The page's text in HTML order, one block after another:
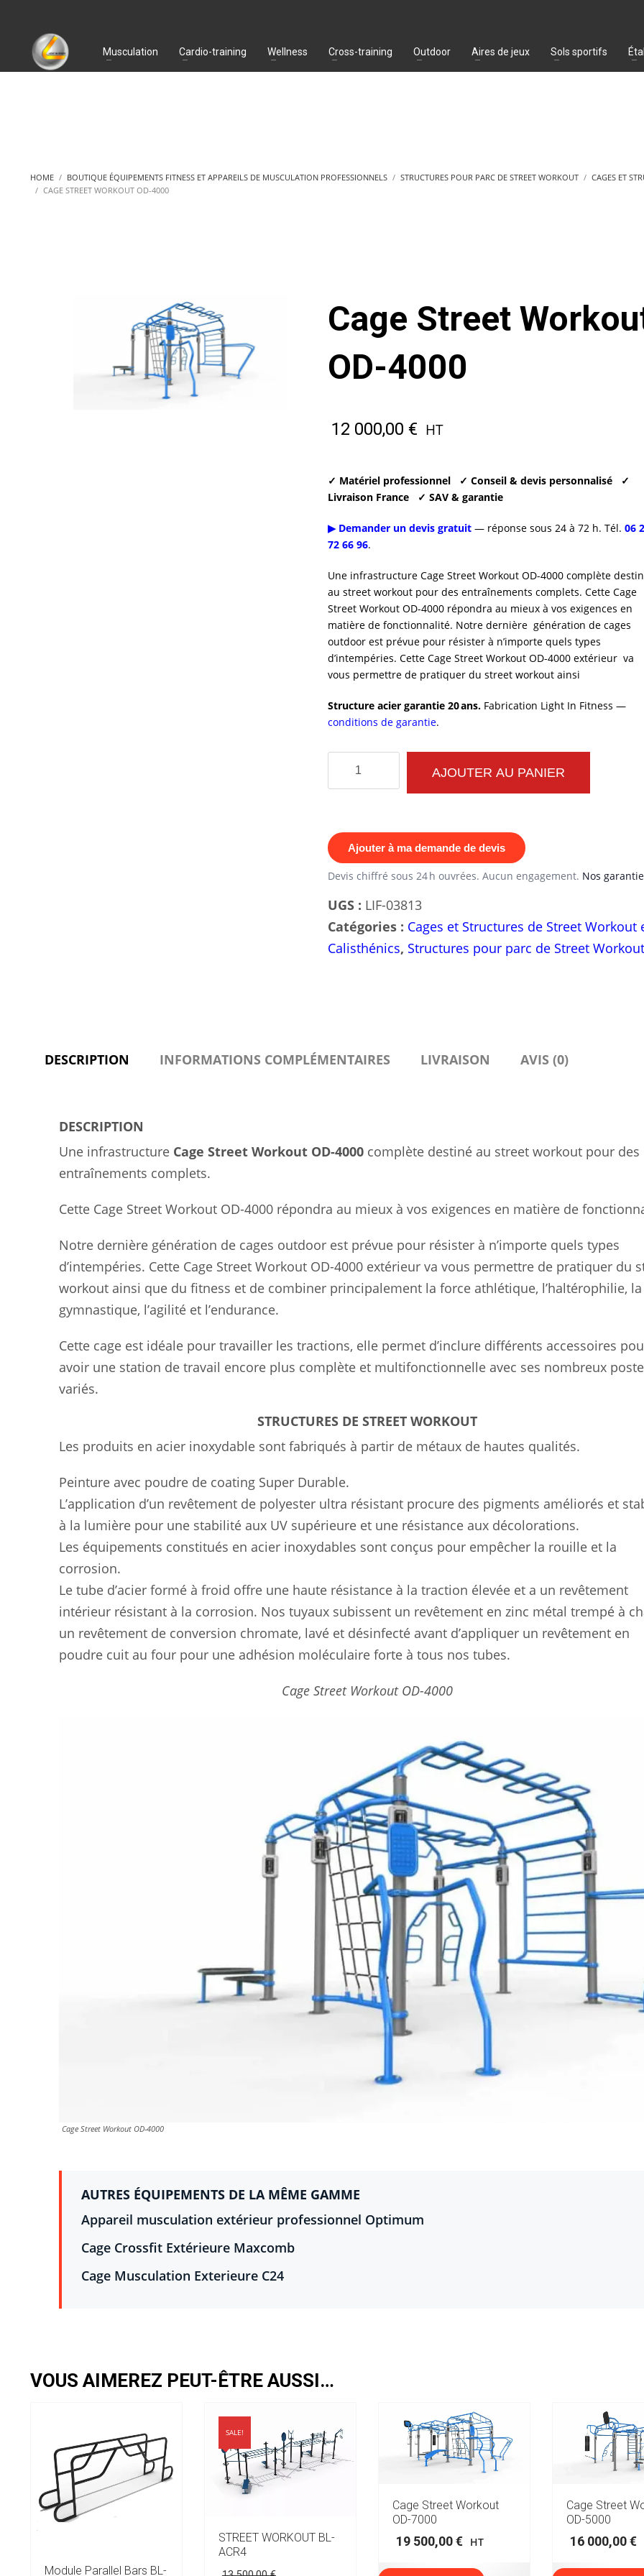
Musculation Cardio-training Wellness Cross-training Outdoor Aires de jeux Sols sportifs
HOME BOUTIQUE ÉQUIPEMENTS FITNESS ET APPAREILS DE MUSCULATION PROFESSIONNELS STRUCTURES POUR PARC DE STREET WORKOUT
CAGES ET
CAGE STREET WORKOUT OD-4000
Cage Street
OD-4000
12 000,00 € HT
✓ Matériel professionnel ✓ Conseil & devis personnalisé
✓
Livraison France
✓ SAV & garantie
▶ Demander un devis gratuit— réponse sous 24 à 72 h. Tél. 06
72 66 96.
Une infrastructure Cage Street Workout OD-4000 complète
au street workout pour des entraînements complets. Cette Cage
Street Workout OD-4000 répondra au mieux à vos exigences en
matière de fonctionnalité. Notre dernière génération de cages
outdoor est prévue pour résister à n’importe quels types
d’intempéries. Cette Cage Street Workout OD-4000 extérieur va
vous permettre de pratiquer du street workout ainsi
Structure acier garantie 20 ans.Fabrication Light In Fitness —
conditions de garantie.
quantité
de
Workout
OD-
AJOUTER AU PANIER
Ajouter à ma demande de devis
Devis chiffré sous 24 h ouvrées. Aucun engagement. Nos
UGS : LIF-03813
Catégories : Cages et Structures de Street Workout
Calisthénics, Structures pour parc de Street Workout
DESCRIPTION INFORMATIONS COMPLÉMENTAIRES LIVRAISON AVIS (0)
DESCRIPTION
Une infrastructure Cage Street Workout OD-4000 complète destiné au street workout pour des
entraînements complets.
Cette Cage Street Workout OD-4000 répondra au mieux à vos exigences en matière de
Notre dernière génération de cages outdoor est prévue pour résister à n’importe quels types
d’intempéries. Cette Cage Street Workout OD-4000 extérieur va vous permettre de pratiquer du
workout ainsi que du fitness et de combiner principalement la force athlétique, l’haltérophilie, la
gymnastique, l’agilité et l’endurance.
Cette cage est idéale pour travailler les tractions, elle permet d’inclure différents accessoires
avoir une station de travail encore plus complète et multifonctionnelle avec ses nombreux
variés.
STRUCTURES DE STREET WORKOUT
Les produits en acier inoxydable sont fabriqués à partir de métaux de hautes qualités.
Peinture avec poudre de coating Super Durable.
L’application d’un revêtement de polyester ultra résistant procure des pigments améliorés et
à la lumière pour une stabilité aux UV supérieure et une résistance aux décolorations.
Les équipements constitués en acier inoxydables sont conçus pour empêcher la rouille et la
corrosion.
Le tube d’acier formé à froid offre une haute résistance à la traction élevée et a un revêtement
intérieur résistant à la corrosion. Nos tuyaux subissent un revêtement en zinc métal trempé à
un revêtement de conversion chromate, lavé et désinfecté avant d’appliquer un revêtement en
poudre cuit au four pour une adhésion moléculaire forte à tous nos tubes.
Cage Street Workout OD-4000
Cage Street Workout OD-4000
AUTRES ÉQUIPEMENTS DE LA MÊME GAMME
Appareil musculation extérieur professionnel Optimum
Cage Crossfit Extérieure Maxcomb
Cage Musculation Exterieure C24
VOUS AIMEREZ PEUT-ÊTRE AUSSI…
Module Parallel Bars BL-
SALE!
STREET WORKOUT BL-
ACR4
Cage Street Workout
OD-7000
19 500,00€ HT
Cage Street
OD-5000
16 000,00€